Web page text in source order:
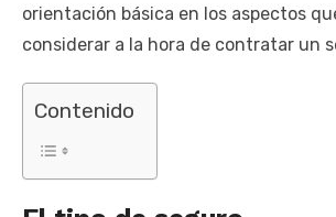
orientación básica en los aspectos
considerar a la hora de contratar un
Contenido